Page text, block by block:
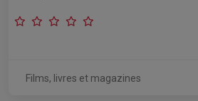
Films, livres et magazines